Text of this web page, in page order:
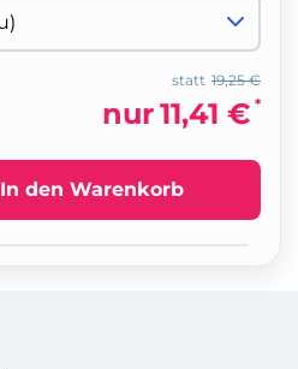
19,25 €
statt
nur11,41 € *
In den Warenkorb